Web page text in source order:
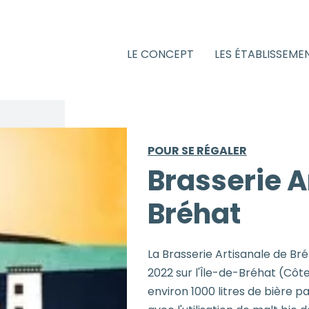
LE CONCEPT LES
POUR SE RÉGALER
Brasserie
Bréhat
La Brasserie Artisanale de
2022 sur l'Île-de-Bréhat
environ 1000 litres de bière